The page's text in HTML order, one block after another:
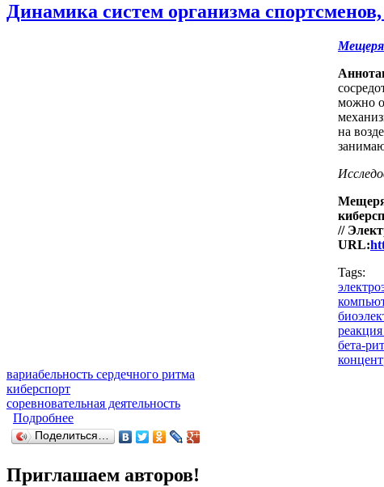
Динамика систем организма
можно
на
//
URL:
Tags:
бета-
вариабельность сердечного ритма
киберспорт
соревновательная деятельность
Подробнее
Поделиться…
Приглашаем авторов!